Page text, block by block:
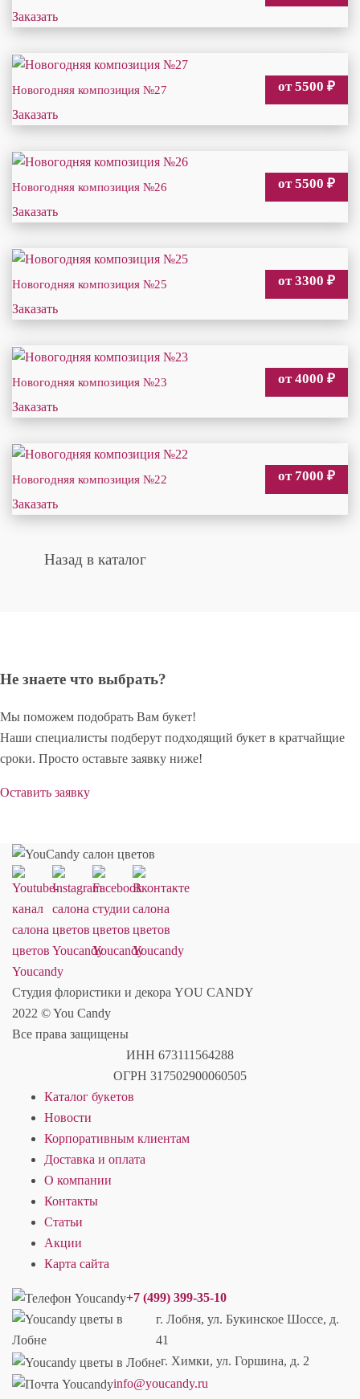
Заказать
Новогодняя композиция №27 от 5500 ₽
Заказать
Новогодняя композиция №26 от 5500 ₽
Заказать
Новогодняя композиция №25 от 3300 ₽
Заказать
Новогодняя композиция №23 от 4000 ₽
Заказать
Новогодняя композиция №22 от 7000 ₽
Заказать
Назад в каталог
Не знаете что выбрать?
Мы поможем подобрать Вам букет!
Наши специалисты подберут подходящий букет в кратчайщие
сроки. Просто оставьте заявку ниже!
Оставить заявку
Студия флористики и декора YOU CANDY
2022 © You Candy
Все права защищены
ИНН 673111564288
ОГРН 317502900060505
Каталог букетов
Новости
Корпоративным клиентам
Доставка и оплата
О компании
Контакты
Статьи
Акции
Карта сайта
+7 (499) 399-35-10
г. Лобня, ул. Букинское Шоссе, д.
41
г. Химки, ул. Горшина, д. 2
info@youcandy.ru